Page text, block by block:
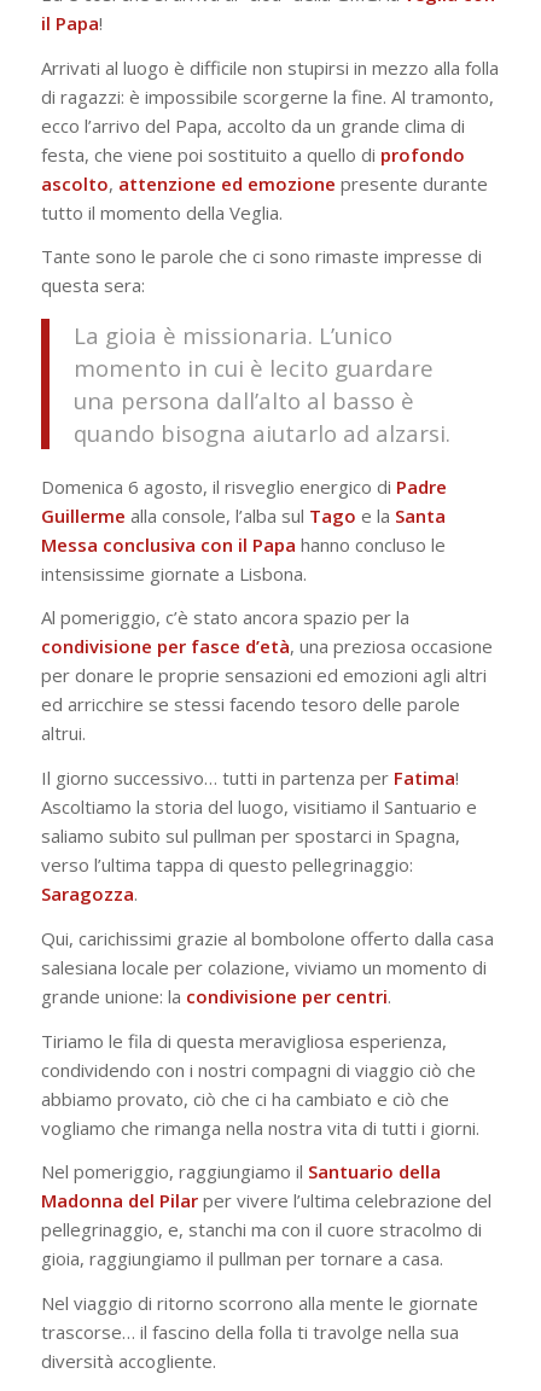
il Papa!
Arrivati al luogo è difficile non stupirsi in mezzo alla folla
di ragazzi: è impossibile scorgerne la fine. Al tramonto,
ecco l’arrivo del Papa, accolto da un grande clima di
festa, che viene poi sostituito a quello di profondo
ascolto, attenzione ed emozione presente durante
tutto il momento della Veglia.
Tante sono le parole che ci sono rimaste impresse di
questa sera:
La gioia è missionaria. L’unico
momento in cui è lecito guardare
una persona dall’alto al basso è
quando bisogna aiutarlo ad alzarsi.
Domenica 6 agosto, il risveglio energico di Padre
Guillerme alla console, l’alba sul Tago e la Santa
Messa conclusiva con il Papa hanno concluso le
intensissime giornate a Lisbona.
Al pomeriggio, c’è stato ancora spazio per la
condivisione per fasce d’età, una preziosa occasione
per donare le proprie sensazioni ed emozioni agli altri
ed arricchire se stessi facendo tesoro delle parole
altrui.
Il giorno successivo… tutti in partenza per Fatima!
Ascoltiamo la storia del luogo, visitiamo il Santuario e
saliamo subito sul pullman per spostarci in Spagna,
verso l’ultima tappa di questo pellegrinaggio:
Saragozza.
Qui, carichissimi grazie al bombolone offerto dalla casa
salesiana locale per colazione, viviamo un momento di
grande unione: la condivisione per centri.
Tiriamo le fila di questa meravigliosa esperienza,
condividendo con i nostri compagni di viaggio ciò che
abbiamo provato, ciò che ci ha cambiato e ciò che
vogliamo che rimanga nella nostra vita di tutti i giorni.
Nel pomeriggio, raggiungiamo il Santuario della
Madonna del Pilarper vivere l’ultima celebrazione del
pellegrinaggio, e, stanchi ma con il cuore stracolmo di
gioia, raggiungiamo il pullman per tornare a casa.
Nel viaggio di ritorno scorrono alla mente le giornate
trascorse… il fascino della folla ti travolge nella sua
diversità accogliente.